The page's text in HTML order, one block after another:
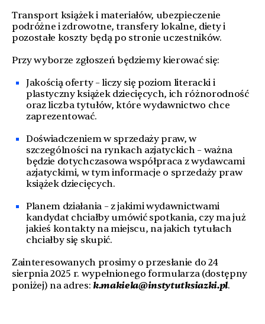
Transport książek i materiałów, ubezpieczenie
podróżne i zdrowotne, transfery lokalne, diety i
pozostałe koszty będą po stronie uczestników.
Przy wyborze zgłoszeń będziemy kierować się:
Jakością oferty – liczy się poziom literacki i
plastyczny książek dziecięcych, ich różnorodność
oraz liczba tytułów, które wydawnictwo chce
zaprezentować.
Doświadczeniem w sprzedaży praw, w
szczególności na rynkach azjatyckich – ważna
będzie dotychczasowa współpraca z wydawcami
azjatyckimi, w tym informacje o sprzedaży praw
książek dziecięcych.
Planem działania – z jakimi wydawnictwami
kandydat chciałby umówić spotkania, czy ma już
jakieś kontakty na miejscu, na jakich tytułach
chciałby się skupić.
Zainteresowanych prosimy o przesłanie do 24
sierpnia 2025 r. wypełnionego formularza (dostępny
poniżej) na adres: k.makiela@instytutksiazki.pl.